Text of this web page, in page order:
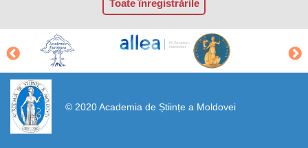
Toate înregistrările
© 2020 Academia de Științe a Moldovei
https://propletenie.ru/